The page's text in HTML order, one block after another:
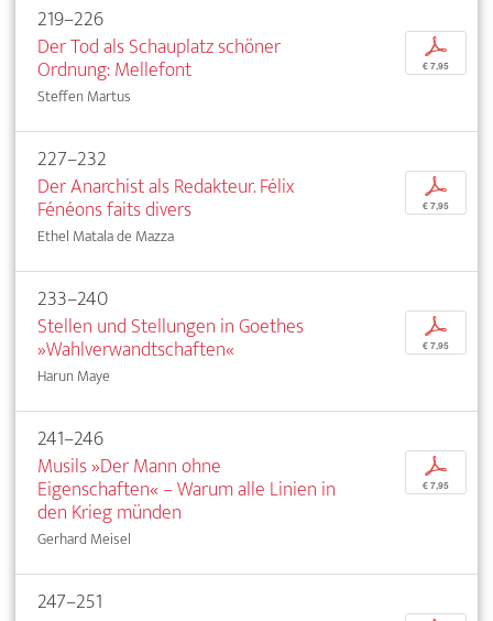
219–226
Der Tod als Schauplatz schöner
Ordnung: Mellefont
Steffen Martus
p
€ 7,95
227–232
Der Anarchist als Redakteur. Félix
Fénéons faits divers
Ethel Matala de Mazza
p
€ 7,95
233–240
Stellen und Stellungen in Goethes
»Wahlverwandtschaften«
Harun Maye
p
€ 7,95
241–246
Musils »Der Mann ohne
Eigenschaften« – Warum alle Linien in
den Krieg münden
Gerhard Meisel
p
€ 7,95
247–251